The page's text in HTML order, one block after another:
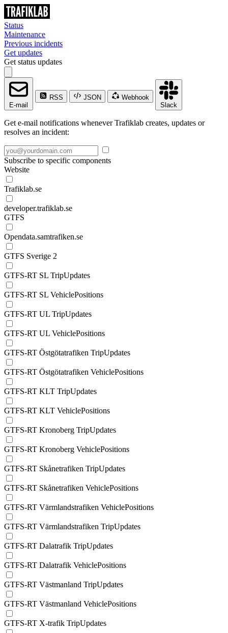
Status
Maintenance
Previous incidents
Get updates
Get status updates
E-mail
RSS JSON
Webhook
Slack
Get e-mail notifications whenever Trafiklab creates, updates or
resolves an incident:
Subscribe to specific components
Website
Trafiklab.se
developer.trafiklab.se
GTFS
Opendata.samtrafiken.se
GTFS Sverige 2
GTFS-RT SL TripUpdates
GTFS-RT SL VehiclePositions
GTFS-RT UL TripUpdates
GTFS-RT UL VehiclePositions
GTFS-RT Östgötatrafiken TripUpdates
GTFS-RT Östgötatrafiken VehiclePositions
GTFS-RT KLT TripUpdates
GTFS-RT KLT VehiclePositions
GTFS-RT Kronoberg TripUpdates
GTFS-RT Kronoberg VehiclePositions
GTFS-RT Skånetrafiken TripUpdates
GTFS-RT Skånetrafiken VehiclePositions
GTFS-RT Värmlandstrafiken VehiclePositions
GTFS-RT Värmlandstrafiken TripUpdates
GTFS-RT Dalatrafik TripUpdates
GTFS-RT Dalatrafik VehiclePositions
GTFS-RT Västmanland TripUpdates
GTFS-RT Västmanland VehiclePositions
GTFS-RT X-trafik TripUpdates